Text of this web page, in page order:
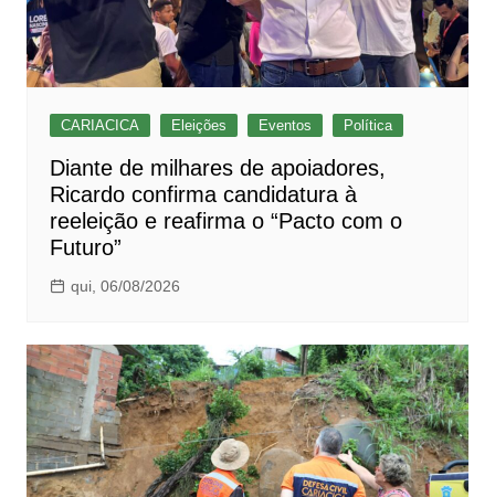
CARIACICA Eleições Eventos Política
Diante de milhares de apoiadores,
Ricardo confirma candidatura à
reeleição e reafirma o “Pacto com o
Futuro”
qui, 06/08/2026